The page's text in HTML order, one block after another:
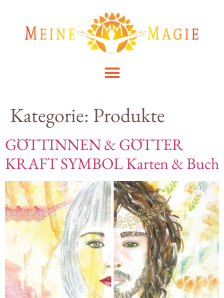
Kategorie: Produkte
GÖTTINNEN & GÖTTER
KRAFT SYMBOL Karten & Buch